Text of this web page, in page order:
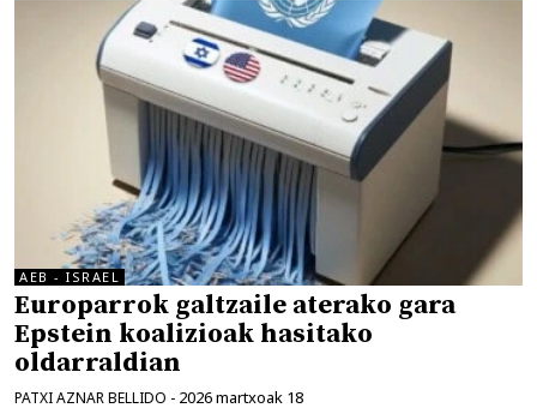
AEB - ISRAEL
Europarrok galtzaile aterako gara
Epstein koalizioak hasitako
oldarraldian
PATXI AZNAR BELLIDO - 2026 martxoak 18